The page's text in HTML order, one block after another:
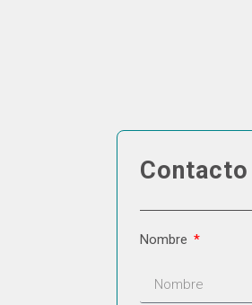
Contacto
Nombre